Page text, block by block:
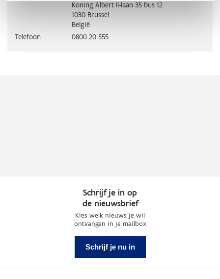
Koning Albert II-laan 35 bus 12
1030 Brussel
België
Telefoon
0800 20 555
Schrijf je in op
de nieuwsbrief
Kies welk nieuws je wil
ontvangen in je mailbox
Schrijf je nu in